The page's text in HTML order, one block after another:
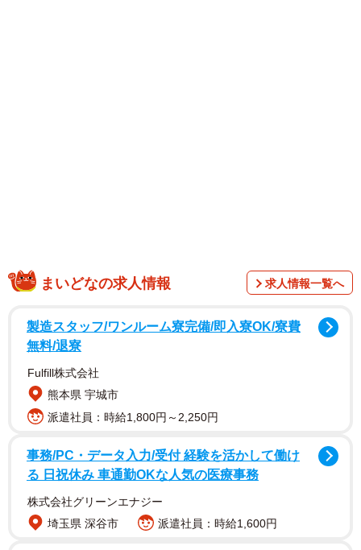
まいどなの求人情報 求人情報一覧へ
製造スタッフ/ワンルーム寮完備/即入寮OK/寮費
無料/退寮
Fulfill株式会社
熊本県 宇城市
派遣社員：時給1,800円～2,250円
事務/PC・データ入力/受付 経験を活かして働け
る 日祝休み 車通勤OKな人気の医療事務
株式会社グリーンエナジー
埼玉県 深谷市
派遣社員：時給1,600円